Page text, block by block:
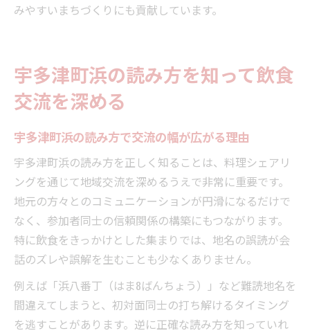
みやすいまちづくりにも貢献しています。
宇多津町浜の読み方を知って飲食
交流を深める
宇多津町浜の読み方で交流の幅が広がる理由
宇多津町浜の読み方を正しく知ることは、料理シェアリ
ングを通じて地域交流を深めるうえで非常に重要です。
地元の方々とのコミュニケーションが円滑になるだけで
なく、参加者同士の信頼関係の構築にもつながります。
特に飲食をきっかけとした集まりでは、地名の誤読が会
話のズレや誤解を生むことも少なくありません。
例えば「浜八番丁（はま8ばんちょう）」など難読地名を
間違えてしまうと、初対面同士の打ち解けるタイミング
を逃すことがあります。逆に正確な読み方を知っていれ